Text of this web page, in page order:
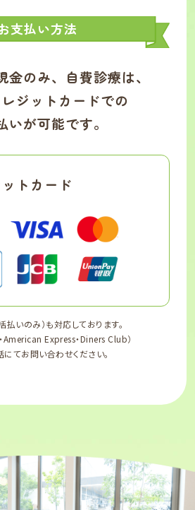
支払い方法
金のみ、自費診療は、
ジットカードでの
いが可能です。
トカード
払いのみ）も対応しております。
American Express・Diners Club）
てお問い合わせください。